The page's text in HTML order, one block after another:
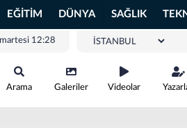
EĞİTİM DÜNYA SAĞLIK
12:28
Arama Galeriler Videolar